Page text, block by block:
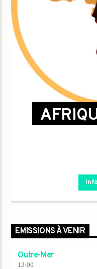
EMISSIONS À VENIR
Outre-Mer
12:00